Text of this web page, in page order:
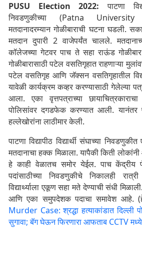
PUSU Election 2022: पाटणा
निवडणुकीच्या (Patna
मतदानादरम्यान गोळीबाराची घटना घडली.
मतदान दुपारी 2 वाजेपर्यंत चालले.
कॉलेजच्या गेटवर पाच ते सहा राऊंड
गोळीबारासाठी पटेल वसतिगृहात राहणाऱ्या
पटेल वसतिगृह आणि जॅक्सन वसतिगृहातील
यावेळी कार्यक्रम कव्हर करण्यासाठी गेलेल्या
आला. एका वृत्तपत्राच्या
पोलिसांवर दगडफेक करण्यात आली. यानंतर
हल्लेखोरांना लाठीमार केली.
पाटणा विद्यापीठ विद्यार्थी संघाच्या
मतदानाचा हक्क मिळाला. यापैकी किती
हे काही वेळातच समोर येईल. पाच
पदांसाठीच्या निवडणुकीचे निकालही
विद्यार्थ्याला एकूण सहा मते देण्याची संधी
आणि एका समुपदेशक पदाचा समावेश आहे.
Murder Case: श्रद्धा हत्याकांडात दिल्ली
सुगावा; बॅग घेऊन फिरणारा आफताब CCTV